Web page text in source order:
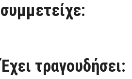
συμμετείχε:
Έχει τραγουδήσει: